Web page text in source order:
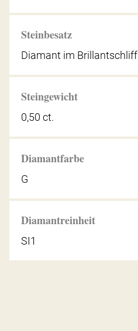
Steinbesatz
Diamant im Brillantschliff
Steingewicht
0,50 ct.
Diamantfarbe
G
Diamantreinheit
SI1